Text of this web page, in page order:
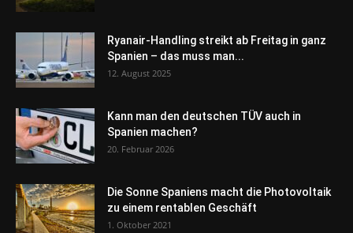
Ryanair-Handling streikt ab Freitag in ganz
Spanien – das muss man...
12. August 2025
Kann man den deutschen TÜV auch in
Spanien machen?
20. Februar 2026
Die Sonne Spaniens macht die Photovoltaik
zu einem rentablen Geschäft
1. Oktober 2021